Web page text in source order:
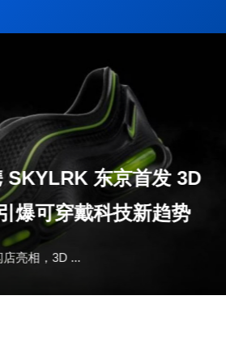
SKYLRK 东京首发 3D
爆可穿戴科技新趋势
亮相，3D ...